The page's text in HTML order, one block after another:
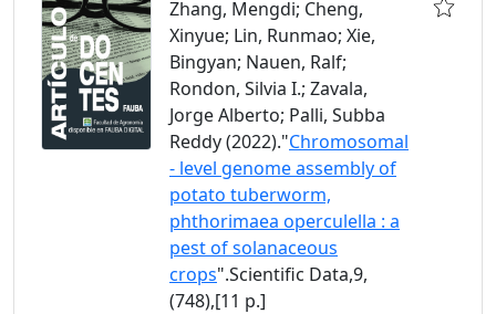
Zhang, Mengdi; Cheng,
Xinyue; Lin, Runmao; Xie,
Bingyan; Nauen, Ralf;
Rondon, Silvia I.; Zavala,
Jorge Alberto; Palli, Subba
Reddy (2022)."Chromosomal
- level genome assembly of
potato tuberworm,
phthorimaea operculella : a
pest of solanaceous
crops".Scientific Data,9,
(748),[11 p.]